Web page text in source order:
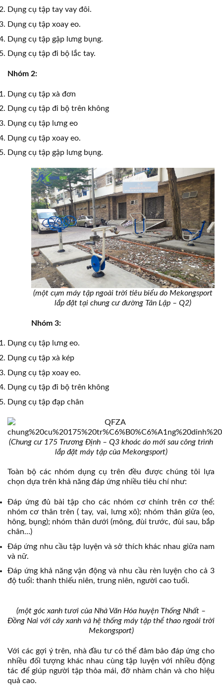
Dụng cụ tập tay vay đôi.
Dụng cụ tập xoay eo.
Dụng cụ tập gập lưng bụng.
Dụng cụ tập đi bộ lắc tay.
Nhóm 2:
Dụng cụ tập xà đơn
Dụng cụ tập đi bộ trên không
Dụng cụ tập lưng eo
Dụng cụ tập xoay eo.
Dụng cụ tập gập lưng bụng.
(một cụm máy tập ngoài trời tiêu biểu do Mekongsport
lắp đặt tại chung cư đường Tân Lập – Q2)
Nhóm 3:
Dụng cụ tập lưng eo.
Dụng cụ tập xà kép
Dụng cụ tập xoay eo.
Dụng cụ tập đi bộ trên không
Dụng cụ tập đạp chân
(Chung cư 175 Trương Định – Q3 khoác áo mới sau công trình
lắp đặt máy tập của Mekongsport)
Toàn bộ các nhóm dụng cụ trên đều được chúng tôi lựa
chọn dựa trên khả năng đáp ứng nhiều tiêu chí như:
Đáp ứng đủ bài tập cho các nhóm cơ chính trên cơ thể:
nhóm cơ thân trên ( tay, vai, lưng xô); nhóm thân giữa (eo,
hông, bụng); nhóm thân dưới (mông, đùi trước, đùi sau, bắp
chân…)
Đáp ứng nhu cầu tập luyện và sở thích khác nhau giữa nam
và nữ.
Đáp ứng khả năng vận động và nhu cầu rèn luyện cho cả 3
độ tuổi: thanh thiếu niên, trung niên, người cao tuổi.
(một góc xanh tươi của Nhà Văn Hóa huyện Thống Nhất –
Đồng Nai với cây xanh và hệ thống máy tập thể thao ngoài trời
Mekongsport)
Với các gợi ý trên, nhà đầu tư có thể đảm bảo đáp ứng cho
nhiều đối tượng khác nhau cùng tập luyện với nhiều động
tác để giúp người tập thỏa mái, đỡ nhàm chán và cho hiệu
quả cao.